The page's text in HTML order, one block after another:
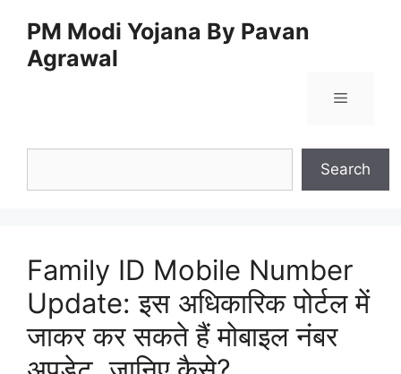
content
PM Modi Yojana By Pavan
Agrawal
Menu
Search
Family ID Mobile Number
Update: इस अधिकारिक पोर्टल में
जाकर कर सकते हैं मोबाइल नंबर